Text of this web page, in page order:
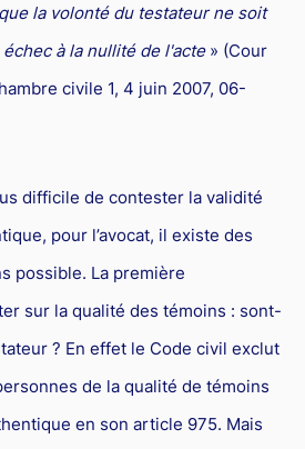
la volonté du testateur ne soit
à la nullité de l'acte» (Cour
civile 1, 4 juin 2007, 06-
difficile de contester la validité
pour l’avocat, il existe des
possible. La première
sur la qualité des témoins : sont-
? En effet le Code civil exclut
de la qualité de témoins
en son article 975. Mais